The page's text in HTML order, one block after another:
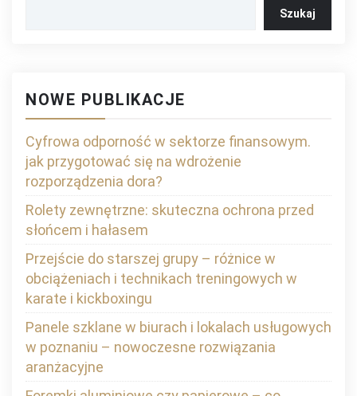
Szukaj
NOWE PUBLIKACJE
Cyfrowa odporność w sektorze finansowym.
jak przygotować się na wdrożenie
rozporządzenia dora?
Rolety zewnętrzne: skuteczna ochrona przed
słońcem i hałasem
Przejście do starszej grupy – różnice w
obciążeniach i technikach treningowych w
karate i kickboxingu
Panele szklane w biurach i lokalach usługowych
w poznaniu – nowoczesne rozwiązania
aranżacyjne